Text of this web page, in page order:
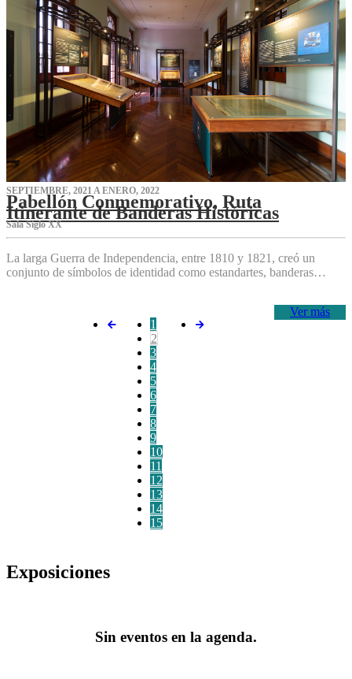
SEPTIEMBRE, 2021 A ENERO, 2022
Pabellón Conmemorativo, Ruta
Itinerante de Banderas Históricas
Sala Siglo XX
La larga Guerra de Independencia, entre 1810 y 1821, creó un
conjunto de símbolos de identidad como estandartes, banderas…
Ver más
1
2
3
4
5
6
7
8
9
10
11
12
13
14
15
Exposiciones
Sin eventos en la agenda.